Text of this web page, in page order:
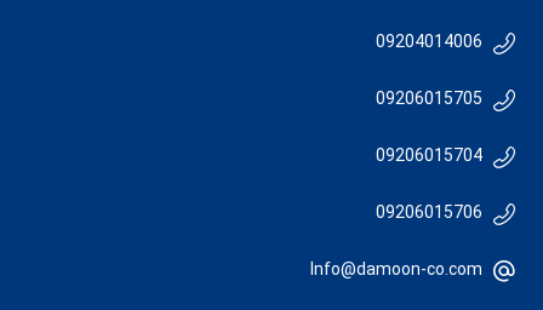
09204014006
09206015705
09206015704
09206015706
Info@damoon-co.com